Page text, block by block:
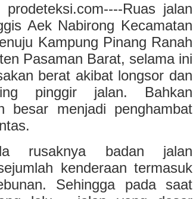
Ruas jalan
Aek Nabirong Kecamatan
Kampung Pinang Ranah
Pasaman Barat, selama ini
berat akibat longsor dan
pinggir jalan. Bahkan
besar menjadi penghambat
rusaknya badan jalan
kenderaan termasuk
Sehingga pada saat